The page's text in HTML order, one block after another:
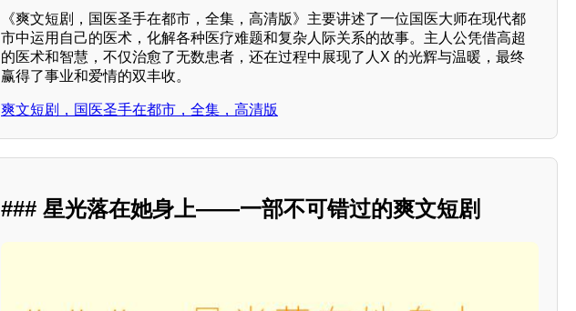
《爽文短剧，国医圣手在都市，全集，高清版》主要讲述了一位国医大师在现代都
市中运用自己的医术，化解各种医疗难题和复杂人际关系的故事。主人公凭借高超
的医术和智慧，不仅治愈了无数患者，还在过程中展现了人X 的光辉与温暖，最终
赢得了事业和爱情的双丰收。
爽文短剧，国医圣手在都市，全集，高清版
### 星光落在她身上——一部不可错过的爽文短剧